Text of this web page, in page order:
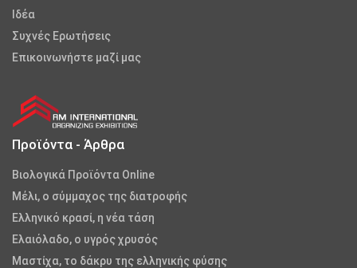
Iδέα
Συχνές Ερωτήσεις
Επικοινωνήστε μαζί μας
Προϊόντα - Άρθρα
Βιολογικά Προϊόντα Online
Μέλι, ο σύμμαχος της διατροφής
Ελληνικό κρασί, η νέα τάση
Ελαιόλαδο, ο υγρός χρυσός
Μαστίχα, το δάκρυ της ελληνικής φύσης